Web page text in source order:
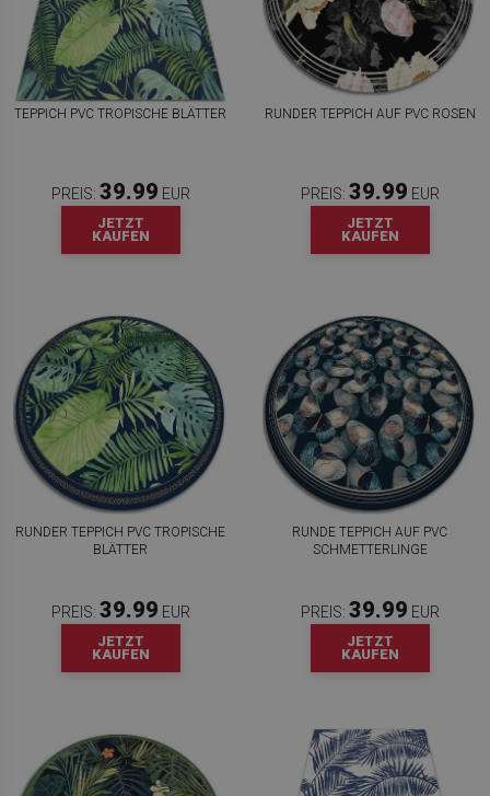
TEPPICH PVC TROPISCHE BLÄTTER
PREIS: 39.99 EUR
JETZT
KAUFEN
RUNDER TEPPICH AUF PVC ROSEN
PREIS: 39.99 EUR
JETZT
KAUFEN
RUNDER TEPPICH PVC TROPISCHE
BLÄTTER
PREIS: 39.99 EUR
JETZT
KAUFEN
RUNDE TEPPICH AUF PVC
SCHMETTERLINGE
PREIS: 39.99 EUR
JETZT
KAUFEN